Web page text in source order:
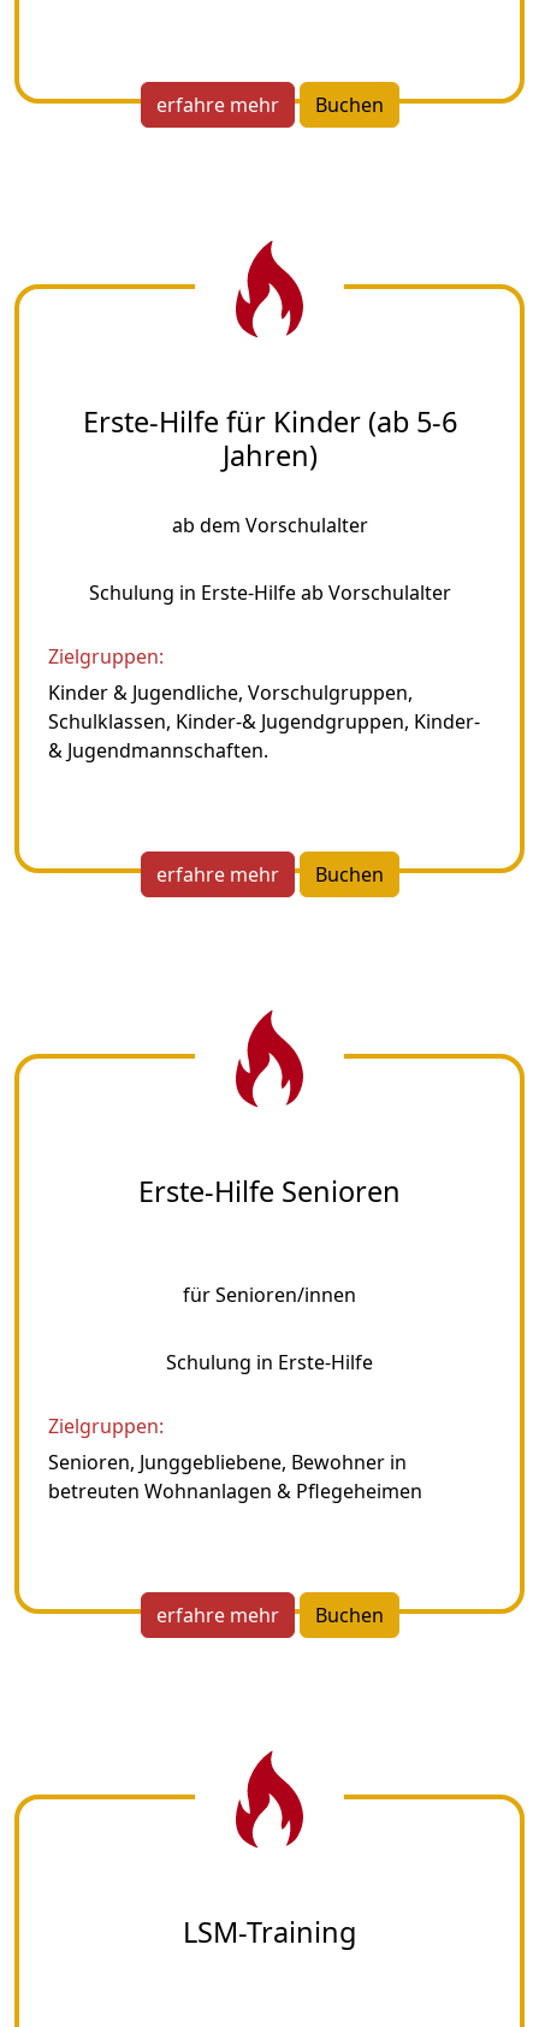
erfahre mehr Buchen
Erste-Hilfe für Kinder (ab 5-6
Jahren)
ab dem Vorschulalter
Schulung in Erste-Hilfe ab Vorschulalter
Zielgruppen:
Kinder & Jugendliche, Vorschulgruppen,
Schulklassen, Kinder-& Jugendgruppen, Kinder-
& Jugendmannschaften.
erfahre mehr Buchen
Erste-Hilfe Senioren
für Senioren/innen
Schulung in Erste-Hilfe
Zielgruppen:
Senioren, Junggebliebene, Bewohner in
betreuten Wohnanlagen & Pflegeheimen
erfahre mehr Buchen
LSM-Training